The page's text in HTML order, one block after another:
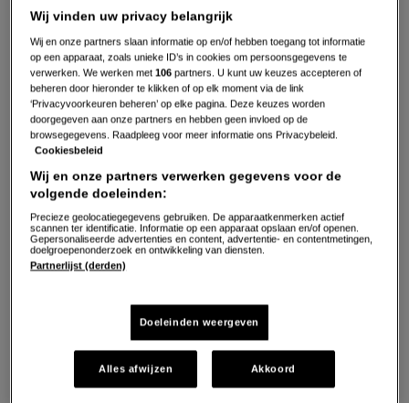
Gepubliceerd op: 06-09-19
Wij vinden uw privacy belangrijk
Wij en onze partners slaan informatie op en/of hebben toegang tot informatie
op een apparaat, zoals unieke ID’s in cookies om persoonsgegevens te
verwerken. We werken met106 partners. U kunt uw keuzes accepteren of
beheren door hieronder te klikken of op elk moment via de link
‘Privacyvoorkeuren beheren’ op elke pagina. Deze keuzes worden
doorgegeven aan onze partners en hebben geen invloed op de
browsegegevens. Raadpleeg voor meer informatie ons Privacybeleid.
Cookiesbeleid
Wij en onze partners verwerken gegevens voor de
volgende doeleinden:
Precieze geolocatiegegevens gebruiken. De apparaatkenmerken actief
scannen ter identificatie. Informatie op een apparaat opslaan en/of openen.
Gepersonaliseerde advertenties en content, advertentie- en contentmetingen,
doelgroepenonderzoek en ontwikkeling van diensten.
Partnerlijst (derden)
Doeleinden weergeven
Alles afwijzen Akkoord